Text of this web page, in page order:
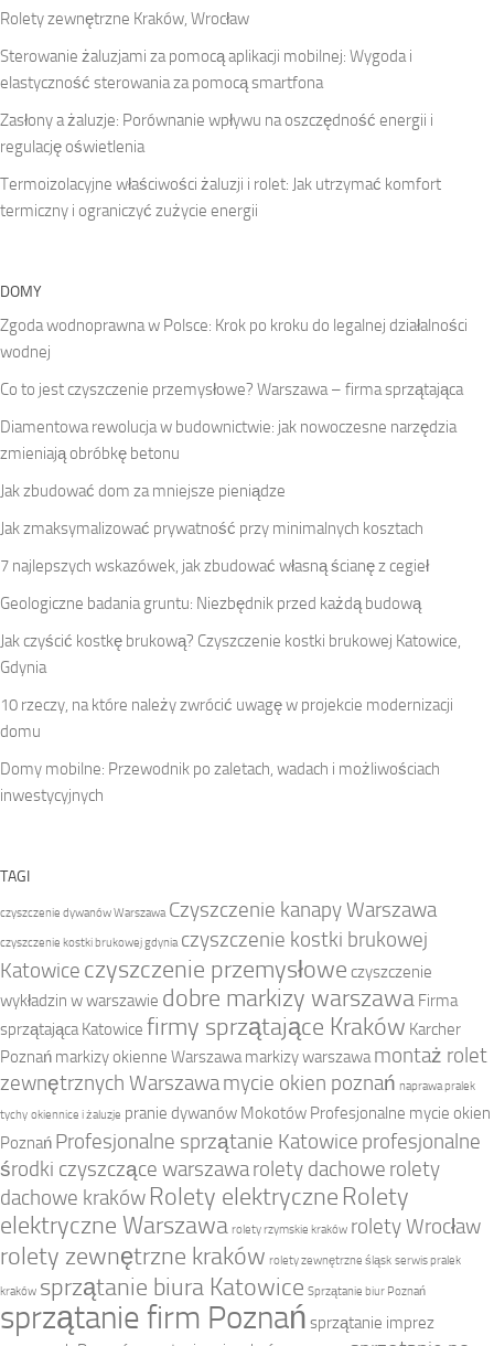
Rolety zewnętrzne Kraków, Wrocław
Sterowanie żaluzjami za pomocą aplikacji mobilnej: Wygoda i
elastyczność sterowania za pomocą smartfona
Zasłony a żaluzje: Porównanie wpływu na oszczędność energii i
regulację oświetlenia
Termoizolacyjne właściwości żaluzji i rolet: Jak utrzymać komfort
termiczny i ograniczyć zużycie energii
DOMY
Zgoda wodnoprawna w Polsce: Krok po kroku do legalnej działalności
wodnej
Co to jest czyszczenie przemysłowe? Warszawa – firma sprzątająca
Diamentowa rewolucja w budownictwie: jak nowoczesne narzędzia
zmieniają obróbkę betonu
Jak zbudować dom za mniejsze pieniądze
Jak zmaksymalizować prywatność przy minimalnych kosztach
7 najlepszych wskazówek, jak zbudować własną ścianę z cegieł
Geologiczne badania gruntu: Niezbędnik przed każdą budową
Jak czyścić kostkę brukową? Czyszczenie kostki brukowej Katowice,
Gdynia
10 rzeczy, na które należy zwrócić uwagę w projekcie modernizacji
domu
Domy mobilne: Przewodnik po zaletach, wadach i możliwościach
inwestycyjnych
TAGI
czyszczenie dywanów Warszawa Czyszczenie kanapy Warszawa
czyszczenie kostki brukowej gdynia czyszczenie kostki brukowej
Katowice czyszczenie przemysłowe czyszczenie
wykładzin w warszawie dobre markizy warszawa Firma
sprzątająca Katowice firmy sprzątające Kraków Karcher
Poznań markizy okienne Warszawa markizy warszawa montaż rolet
zewnętrznych Warszawamycie okien poznań naprawa pralek
tychy okiennice i żaluzje pranie dywanów Mokotów Profesjonalne mycie okien
Poznań Profesjonalne sprzątanie Katowice profesjonalne
środki czyszczące warszawarolety dachowe rolety
dachowe kraków Rolety elektryczne Rolety
elektryczne Warszawa rolety rzymskie kraków rolety Wrocław
rolety zewnętrzne kraków rolety zewnętrzne śląsk serwis pralek
kraków sprzątanie biura Katowice Sprzątanie biur Poznań
sprzątanie firm Poznań sprzątanie imprez